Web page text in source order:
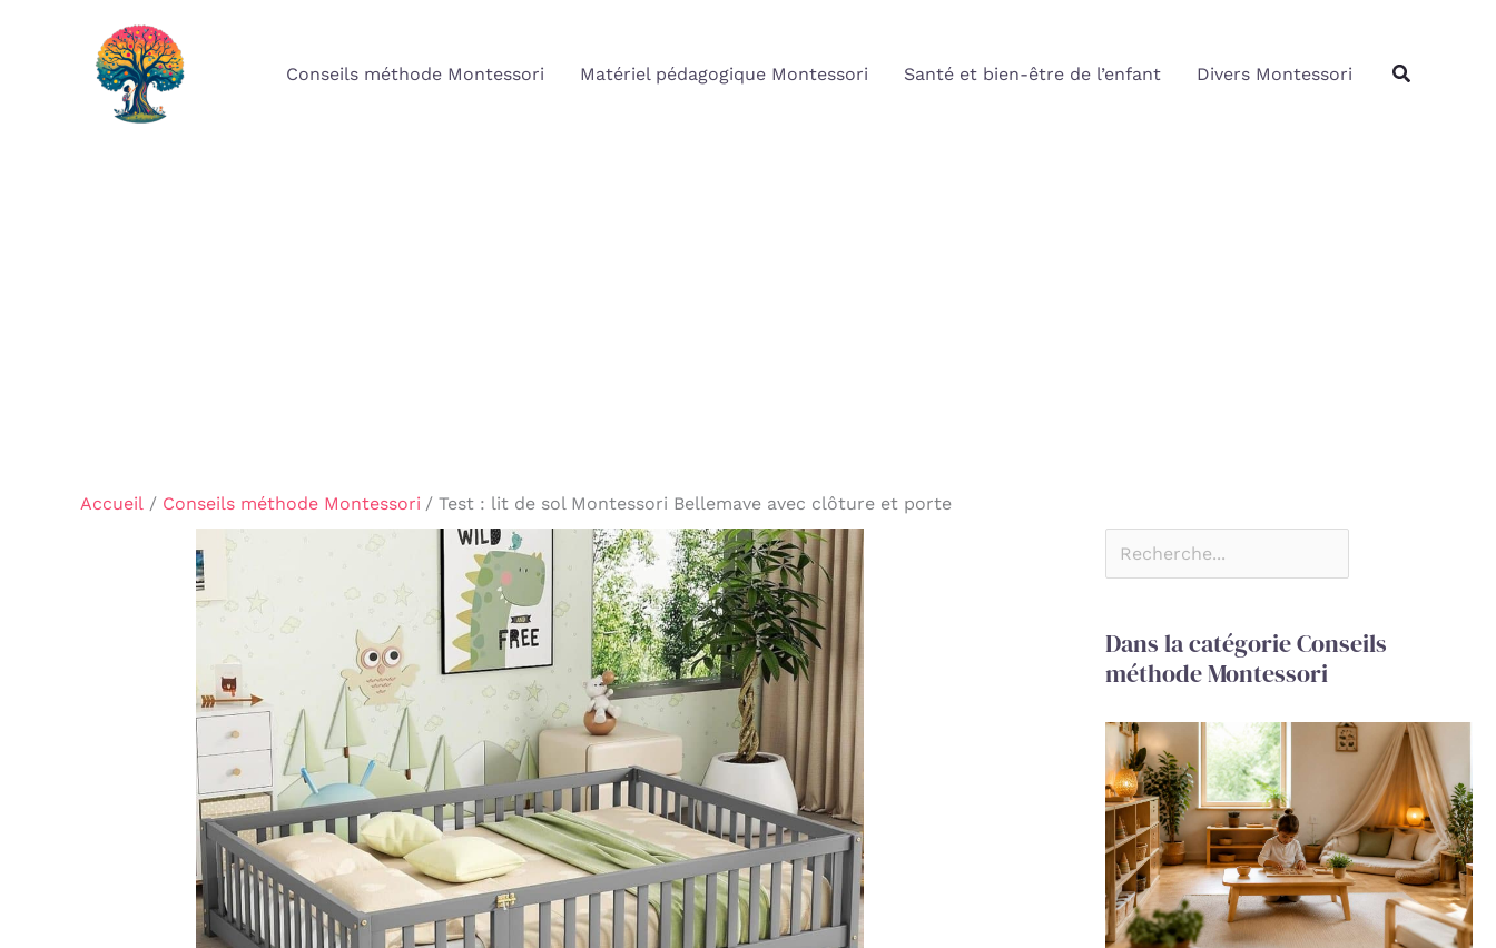
Conseils méthode Montessori Matériel pédagogique Montessori Santé et bien-être de l’enfant Divers Montessori
Accueil Conseils méthode Montessori Test : lit de sol Montessori Bellemave avec clôture et porte
Dans la catégorie Conseils
méthode Montessori